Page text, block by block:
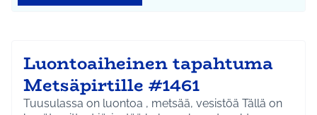
Luontoaiheinen tapahtuma
Metsäpirtille #1461
Tuusulassa on luontoa , metsää, vesistöä Tällä on